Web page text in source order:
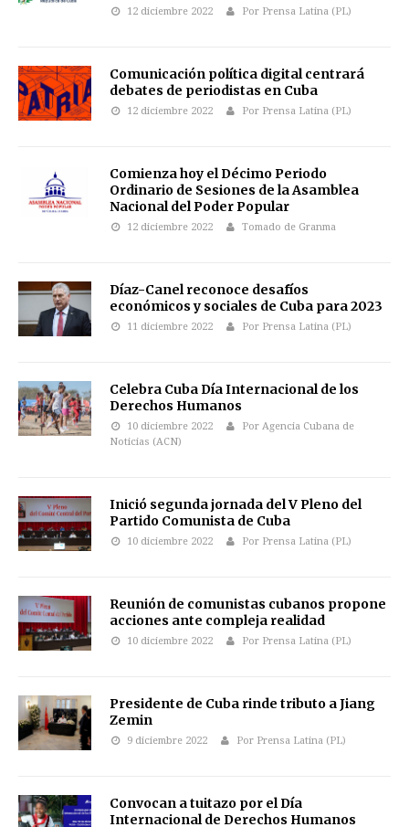
12 diciembre 2022 Por Prensa Latina (PL)
Comunicación política digital centrará
debates de periodistas en Cuba
12 diciembre 2022 Por Prensa Latina (PL)
Comienza hoy el Décimo Periodo
Ordinario de Sesiones de la Asamblea
Nacional del Poder Popular
12 diciembre 2022 Tomado de Granma
Díaz-Canel reconoce desafíos
económicos y sociales de Cuba para 2023
11 diciembre 2022 Por Prensa Latina (PL)
Celebra Cuba Día Internacional de los
Derechos Humanos
10 diciembre 2022
Por Agencia Cubana de
Noticias (ACN)
Inició segunda jornada del V Pleno del
Partido Comunista de Cuba
10 diciembre 2022 Por Prensa Latina (PL)
Reunión de comunistas cubanos propone
acciones ante compleja realidad
10 diciembre 2022 Por Prensa Latina (PL)
Presidente de Cuba rinde tributo a Jiang
Zemin
9 diciembre 2022 Por Prensa Latina (PL)
Convocan a tuitazo por el Día
Internacional de Derechos Humanos